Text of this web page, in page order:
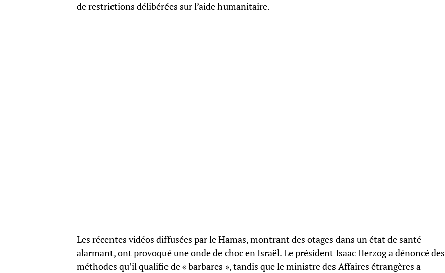
de restrictions délibérées sur l’aide humanitaire.
Les récentes vidéos diffusées par le Hamas, montrant des otages dans un état de santé
alarmant, ont provoqué une onde de choc en Israël. Le président Isaac Herzog a dénoncé des
méthodes qu’il qualifie de « barbares », tandis que le ministre des Affaires étrangères a